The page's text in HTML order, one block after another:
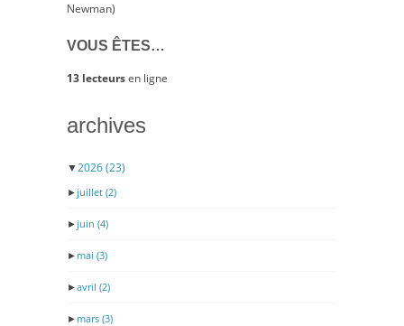
Newman)
VOUS ÊTES…
13 lecteursen ligne
archives
▼2026(23)
► juillet (2)
► juin (4)
► mai (3)
►avril (2)
► mars (3)